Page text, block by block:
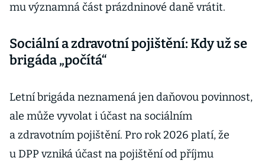
mu významná část prázdninové daně vrátit.
Sociální a zdravotní pojištění: Kdy už se
brigáda „počítá“
Letní brigáda neznamená jen daňovou povinnost,
ale může vyvolat i účast na sociálním
a zdravotním pojištění. Pro rok 2026 platí, že
u DPP vzniká účast na pojištění od příjmu